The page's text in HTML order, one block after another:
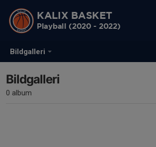
Bildgalleri
KALIX BASKET
Playball (2020 - 2022)
Bildgalleri
0 album